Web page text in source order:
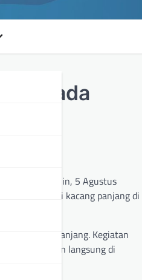
kepada
Pada Senin, 5 Agustus
petani kacang panjang di
kacang panjang. Kegiatan
bantuan langsung di